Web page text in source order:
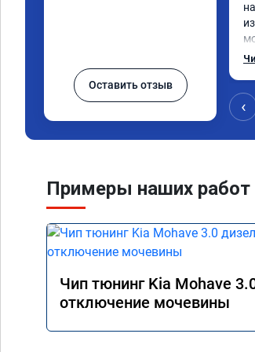
Оставить отзыв
‹
Примеры наших работ
Чип тюнинг Kia Mohave
отключение мочевины